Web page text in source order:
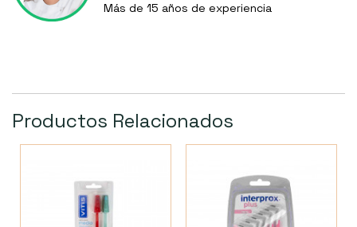
Más de 15 años de experiencia
Productos Relacionados